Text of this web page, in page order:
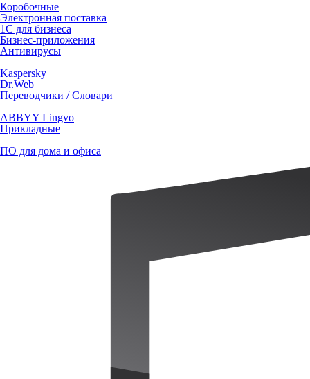
Коробочные
Электронная поставка
1С для бизнеса
Бизнес-приложения
Антивирусы
Kaspersky
Dr.Web
Переводчики / Словари
ABBYY Lingvo
Прикладные
ПО для дома и офиса